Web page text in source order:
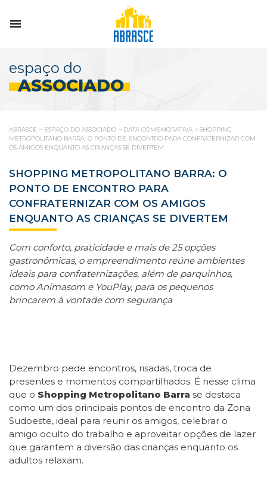
espaço do
ASSOCIADO
ABRASCE > ESPAÇO DO ASSOCIADO > DATA COMEMORATIVA > SHOPPING
METROPOLITANO BARRA: O PONTO DE ENCONTRO PARA CONFRATERNIZAR COM
OS AMIGOS ENQUANTO AS CRIANÇAS SE DIVERTEM
SHOPPING METROPOLITANO BARRA: O
PONTO DE ENCONTRO PARA
CONFRATERNIZAR COM OS AMIGOS
ENQUANTO AS CRIANÇAS SE DIVERTEM
Com conforto, praticidade e mais de 25 opções
gastronômicas, o empreendimento reúne ambientes
ideais para confraternizações, além de parquinhos,
como Animasom e YouPlay, para os pequenos
brincarem à vontade com segurança
Dezembro pede encontros, risadas, troca de
presentes e momentos compartilhados. É nesse clima
que o Shopping Metropolitano Barra se destaca
como um dos principais pontos de encontro da Zona
Sudoeste, ideal para reunir os amigos, celebrar o
amigo oculto do trabalho e aproveitar opções de lazer
que garantem a diversão das crianças enquanto os
adultos relaxam.